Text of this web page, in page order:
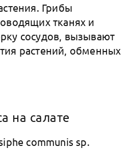
Грибы
тканях и
сосудов, вызывают
растений, обменных
на салате
communis sp.